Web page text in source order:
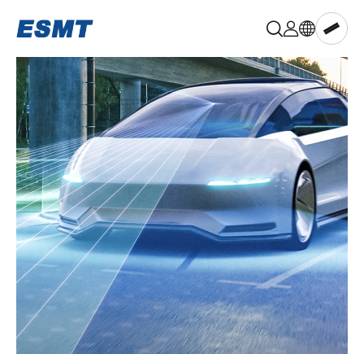
Memory
aiPIM™
DRAM
LPDRAM
PSRAM
NOR
Flash
NAND
Flash
Multi-
chip
Memory
Known
Good
Die